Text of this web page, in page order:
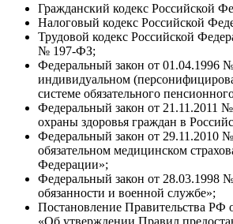
Гражданский кодекс Российской
Налоговый кодекс Российской
Трудовой кодекс Российской
№ 197-ФЗ;
Федеральный закон от 01.04.1996
индивидуальном
системе обязательного
Федеральный закон от 21.11.2011
охраны здоровья граждан в
Федеральный закон от 29.11.2010
обязательном медицинском
Федерации»;
Федеральный закон от 28.03.1998
обязанности и военной службе»;
Постановление Правительства РФ
«Об утверждении Правил